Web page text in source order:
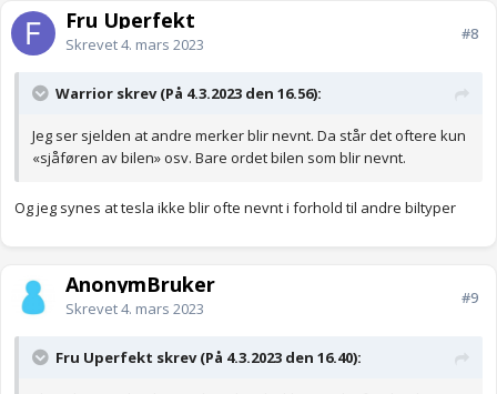
Fru Uperfekt
Skrevet4. mars 2023
#8
Warrior skrev (På 4.3.2023 den 16.56):
Jeg ser sjelden at andre merker blir nevnt. Da står det oftere kun
«sjåføren av bilen» osv. Bare ordet bilen som blir nevnt.
Og jeg synes at tesla ikke blir ofte nevnt i forhold til andre biltyper
AnonymBruker
Skrevet4. mars 2023
#9
Fru Uperfekt skrev (På 4.3.2023 den 16.40):